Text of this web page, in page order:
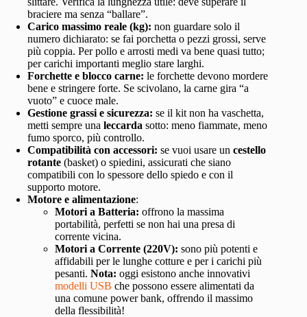
braciere ma senza “ballare”.
Carico massimo reale (kg): non guardare solo il
numero dichiarato: se fai porchetta o pezzi grossi, serve
più coppia. Per pollo e arrosti medi va bene quasi tutto;
per carichi importanti meglio stare larghi.
Forchette e blocco carne: le forchette devono mordere
bene e stringere forte. Se scivolano, la carne gira “a
vuoto” e cuoce male.
Gestione grassi e sicurezza: se il kit non ha vaschetta,
metti sempre una leccarda sotto: meno fiammate, meno
fumo sporco, più controllo.
Compatibilità con accessori: se vuoi usare un cestello
rotante (basket) o spiedini, assicurati che siano
compatibili con lo spessore dello spiedo e con il
supporto motore.
Motore e alimentazione:
Motori a Batteria: offrono la massima
portabilità, perfetti se non hai una presa di
corrente vicina.
Motori a Corrente (220V): sono più potenti e
affidabili per le lunghe cotture e per i carichi più
pesanti. Nota: oggi esistono anche innovativi
modelli USB che possono essere alimentati da
una comune power bank, offrendo il massimo
della flessibilità!